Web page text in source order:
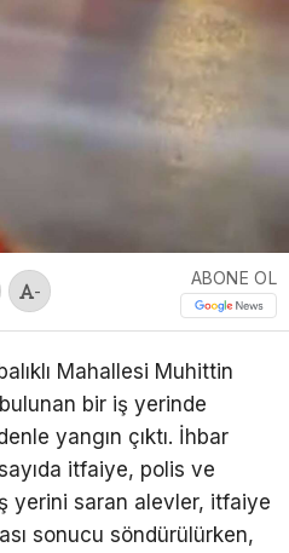
-
ABONE OL
Mahallesi Muhittin
bir iş yerinde
yangın çıktı. İhbar
itfaiye, polis ve
yerini saran alevler, itfaiye
sonucu söndürülürken,